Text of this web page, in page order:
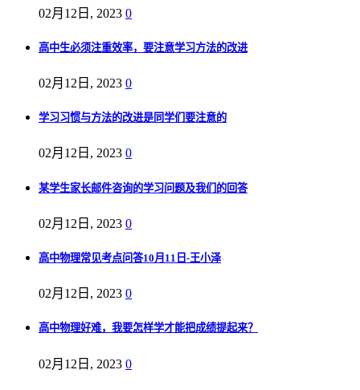
02月12日, 2023 0
高中生必须注重效率，要注意学习方法的改进
02月12日, 2023 0
学习习惯与方法的改进是同学们要注意的
02月12日, 2023 0
某学生家长邮件咨询的学习问题及我们的回答
02月12日, 2023 0
高中物理常见考点问答10月11日-王小泽
02月12日, 2023 0
高中物理好难，我要怎样学才能把成绩提起来？
02月12日, 2023 0